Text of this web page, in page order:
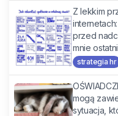
Z lekkim
przed
mnie
strategia hr
mogą
sytuacja,